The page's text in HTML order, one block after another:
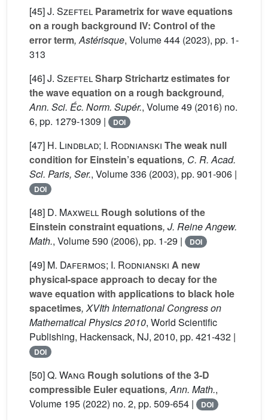
[45]J. Szeftel Parametrix for wave equations
on a rough background IV: Control of the
error term, Astérisque, Volume 444 (2023), pp. 1-
313
[46]J. SzeftelSharp Strichartz estimates for
the wave equation on a rough background,
Ann. Sci. Éc. Norm. Supér., Volume 49 (2016) no.
6, pp. 1279-1309 |
DOI
[47] H. Lindblad; I. Rodnianski The weak null
condition for Einstein’s equations, C. R. Acad.
Sci. Paris, Ser., Volume 336 (2003), pp. 901-906 |
DOI
[48] D. Maxwell Rough solutions of the
Einstein constraint equations, J. Reine Angew.
Math., Volume 590 (2006), pp. 1-29 | DOI
[49] M. Dafermos; I. Rodnianski A new
physical-space approach to decay for the
wave equation with applications to black hole
spacetimes, XVIth International Congress on
Mathematical Physics 2010, World Scientific
Publishing, Hackensack, NJ, 2010, pp. 421-432 |
DOI
[50]Q. Wang Rough solutions of the 3-D
compressible Euler equations, Ann. Math.,
Volume 195 (2022) no. 2, pp. 509-654 | DOI